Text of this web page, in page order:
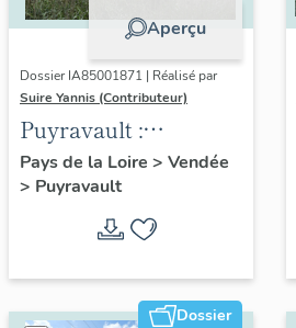
Aperçu
Dossier IA85001871 | Réalisé par
Suire Yannis (Contributeur)
Puyravault :
présentation de la
commune
Pays de la Loire > Vendée
> Puyravault
Dossier